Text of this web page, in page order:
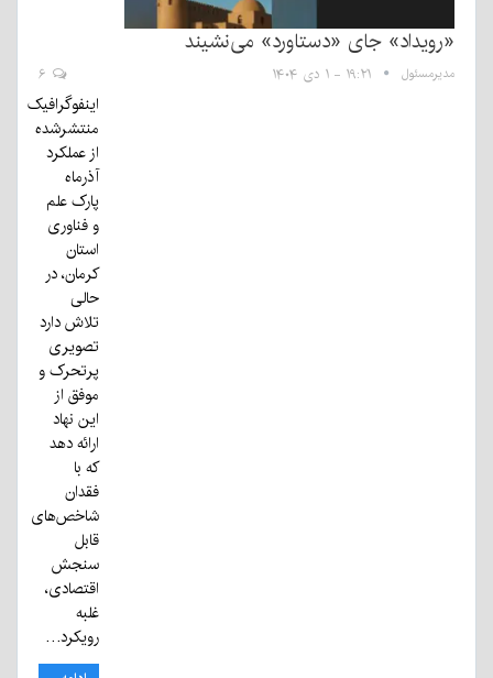
«رویداد» جای «دستاورد» می‌نشیند
مدیرمسئول ۱۹:۲۱ - ۱ دی ۱۴۰۴
اینفوگرافیک
منتشرشده
از عملکرد
آذرماه
پارک علم
و فناوری
استان
کرمان، در
حالی
تلاش دارد
تصویری
پرتحرک و
موفق از
این نهاد
ارائه دهد
که با
فقدان
شاخص‌های
قابل
سنجش
اقتصادی،
غلبه
رویکرد…